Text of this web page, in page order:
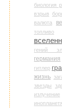
биология
взрыв
валюта
топливо
гений
германия
гитлер
жизнь
звезды
излучение